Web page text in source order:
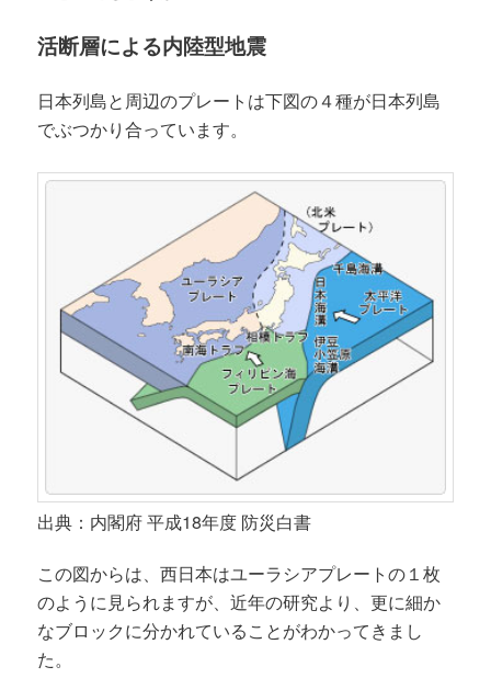
活断層による内陸型地震
日本列島と周辺のプレートは下図の４種が日本列島
でぶつかり合っています。
出典：内閣府 平成18年度 防災白書
この図からは、西日本はユーラシアプレートの１枚
のように見られますが、近年の研究より、更に細か
なブロックに分かれていることがわかってきまし
た。